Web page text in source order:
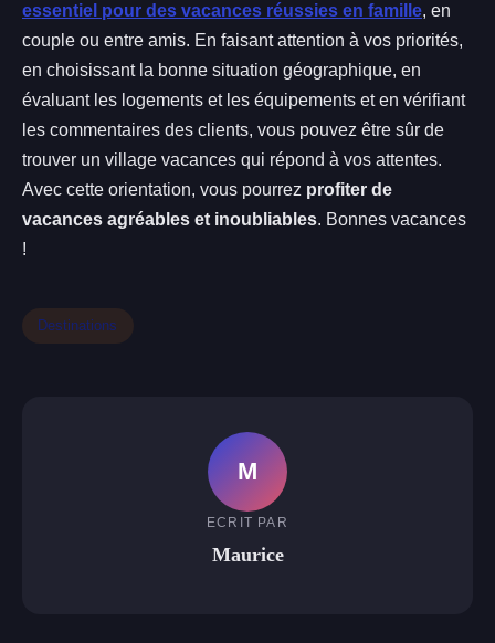
essentiel pour des vacances réussies en famille, en
couple ou entre amis. En faisant attention à vos priorités,
en choisissant la bonne situation géographique, en
évaluant les logements et les équipements et en vérifiant
les commentaires des clients, vous pouvez être sûr de
trouver un village vacances qui répond à vos attentes.
Avec cette orientation, vous pourrez profiter de
vacances agréables et inoubliables. Bonnes vacances
!
Destinations
M
ECRIT PAR
Maurice